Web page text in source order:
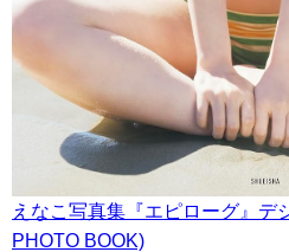
えなこ写真集『エピローグ』デ
PHOTO BOOK)